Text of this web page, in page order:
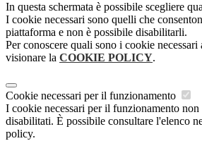
In questa schermata è possibile scegliere
I cookie necessari sono quelli che
piattaforma e non è possibile disabilitarli.
Per conoscere quali sono i cookie
visionare la COOKIE POLICY.
Cookie necessari per il funzionamento
I cookie necessari per il funzionamento non
disabilitati. È possibile consultare l'elenco
policy.